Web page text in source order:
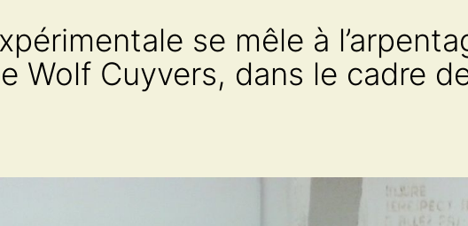
se mêle à
Wolf Cuyvers, dans le cadre